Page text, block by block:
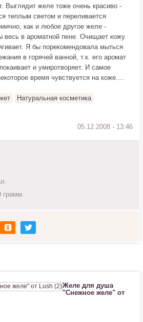
Выглядит желе тоже очень красиво -
теплым светом и переливается
как и любое другое желе -
весь в ароматной пене. Очищает кожу
Я бы порекомендовала мыться
в горячей ванной, т.к. его аромат
и умиротворяет. И самое
время чувствуется на коже....
Натуральная косметика
грамм.
Желе для душа
"Снежное желе" от